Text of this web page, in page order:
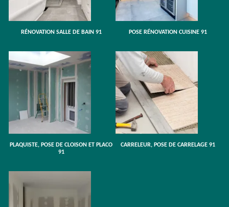
RÉNOVATION SALLE DE BAIN 91 POSE RÉNOVATION CUISINE 91
PLAQUISTE, POSE DE CLOISON ET PLACO
91
CARRELEUR, POSE DE CARRELAGE 91